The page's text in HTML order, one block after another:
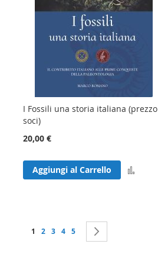
I Fossili una storia italiana (prezzo
soci)
20,00 €
Aggiungi al Carrello
Pagina
Attualmente stai leggendo la pagina
1 Pagina
2 Pagina
3 Pagina
4 Pagina
5